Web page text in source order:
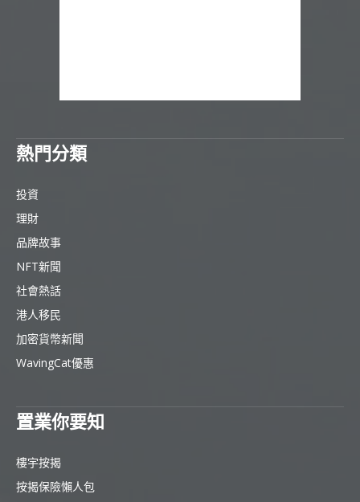
熱門分類
投資
理財
品牌故事
NFT新聞
社會熱話
港人移民
加密貨幣新聞
WavingCat優惠
置業你要知
樓宇按揭
按揭保險懶人包